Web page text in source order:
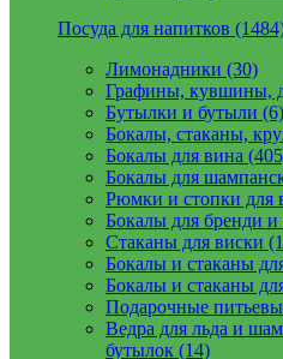
Посуда для напитков
Лимонадники (30)
Графины, кувшины,
Бутылки и бутыли (6)
Бокалы, стаканы,
Бокалы для вина
Бокалы для
Рюмки и стопки для
Бокалы для бренди и
Стаканы для виски
Бокалы и стаканы
Бокалы и стаканы
Подарочные
Ведра для льда и
бутылок (14)